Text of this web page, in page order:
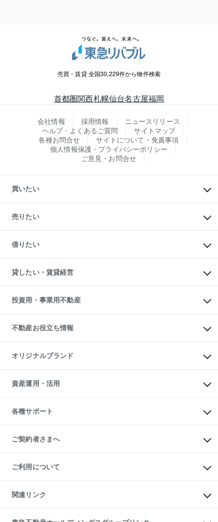
売買・賃貸 全国30,229件から物件検索
首都圏関西札幌仙台名古屋福岡
会社情報 採用情報
ニュースリリース
ヘルプ・よくあるご質問
サイトマップ
各種お問合せ
サイトについて・免責事項
個人情報保護・プライバシーポリシー
ご意見・お問合せ
買いたい
新築・分譲マンションの購入
中古マンションの購入
一戸建ての購入
中古一戸建ての購入
不動産購入の流れ
注目キーワード物件特集
購入ガイド
English 繁体中文簡体中文
売りたい
一戸建ての売却・査定
土地の売却・査定
スピードAI査定
不動産査定について
不動産売却の流れ
不動産買換えの流れ
売却ガイド
借りたい
オフィス・店舗の賃貸
借りるときの流れ
借りるガイド
貸したい・賃貸経営
マンション賃料データ
賃貸管理プラン
リロケーションについて
貸すガイド
投資用・事業用不動産
事業用不動産
マンション投資
投資用マンション
アパート経営
収益物件
ビル購入（ビル一棟）
投資用不動産の売却査定
事業用不動産の売却査定
不動産お役立ち情報
マンションライブラリー
人気マンションランキング
暮らしに役立つ不動産メディア
不動産相場・不動産価格情報
不動産コラム・ニュース
不動産用語集
不動産なんでもネット相談室
住まいの税金
オリジナルブランド
一棟リノベーションマンション
L`GENTE（ルジェンテ）
区分リノベーションマンション
投資用一棟レジデンスWELL
不動産小口投資
LEGACIA（レガシア）
資産運用・活用
不動産M&A
アセットマネジメント・出資
各種サポート
相続サポート
リフォームサポート
ご契約者さまへ
ご紹介・再契約特典
入居者様専用-各種ご案内（賃貸）
東急こすもす会「こすもすWeb」
ご利用について
金融商品取引について
東急リバブル ソーシャルメディアポリシー
ご意見・お問い合わせ（金融商品取引専用の相談・お問い合わせ窓口）
関連リンク
これからご結婚される方に東急百貨店のブライダルクラブ